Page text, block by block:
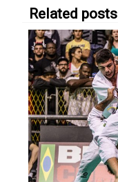
Related posts